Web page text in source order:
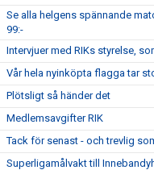
Se alla helgens spännande
99:-
Intervjuer med RIKs styrelse,
Vår hela nyinköpta flagga tar
Plötsligt så händer det
Medlemsavgifter RIK
Tack för senast - och trevlig
Superligamålvakt till